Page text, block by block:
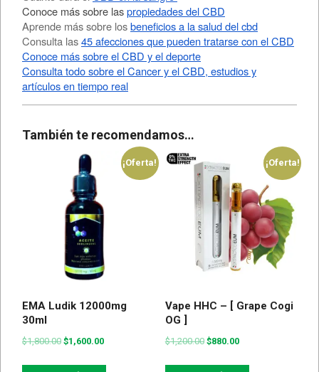
Conoce más sobre laspropiedades del CBD
Aprende más sobre losbeneficios a la salud del cbd
Consulta las45 afecciones que pueden tratarse con el CBD
Conoce más sobre el CBD y el deporte
Consulta todo sobre el Cancer y el CBD, estudios y
artículos en tiempo real
También te recomendamos…
¡Oferta!
EMA Ludik 12000mg
30ml
$1,800.00 $1,600.00
¡Oferta!
Vape HHC – [ Grape Cogi
OG ]
$1,200.00 $880.00